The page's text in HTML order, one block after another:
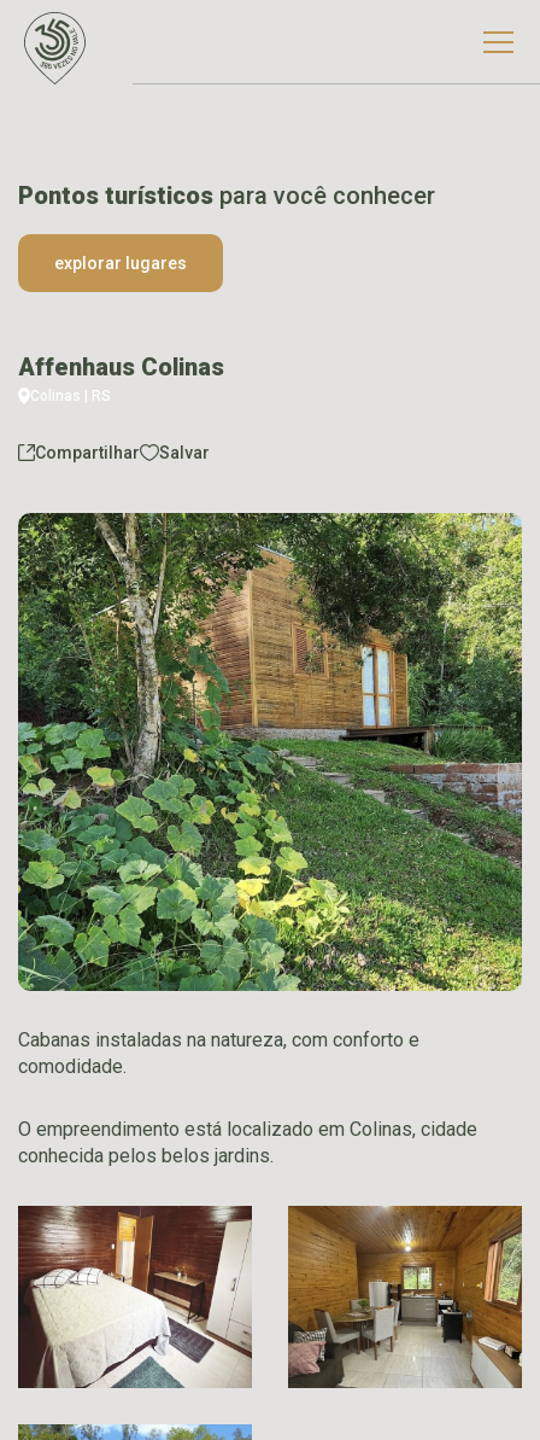
Pontos turísticos para você conhecer
explorar lugares
Affenhaus Colinas
Colinas | RS
Compartilhar Salvar
Cabanas instaladas na natureza, com conforto e
comodidade.
O empreendimento está localizado em Colinas, cidade
conhecida pelos belos jardins.